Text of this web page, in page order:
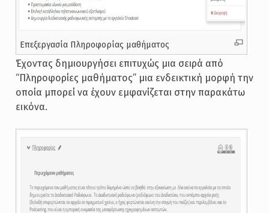
Επεξεργασία Πληροφορίας μαθήματος
Έχοντας δημιουργήσει επιτυχώς μια σειρά από
“Πληροφορίες μαθήματος” μια ενδεικτική μορφή την
οποία μπορεί να έχουν εμφανίζεται στην παρακάτω
εικόνα.